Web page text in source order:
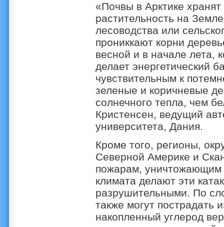
«Почвы в Арктике
растительность на
лесоводства или
прониккают корни
весной и в начале лета,
делает энергетический
чувствительным к
зеленые и коричневые
солнечного тепла, чем
Кристенсен, ведущий
университета, Дания.
Кроме того, регионы,
Северной Америке и
пожарам, уничтожающим
климата делают эти
разрушительными. По
также могут пострадать
накопленный углерод